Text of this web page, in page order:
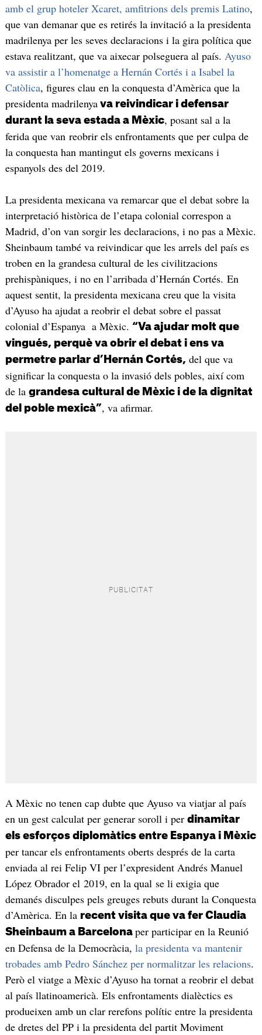
amb el grup hoteler Xcaret, amfitrions dels premis Latino,
que van demanar que es retirés la invitació a la presidenta
madrilenya per les seves declaracions i la gira política que
estava realitzant, que va aixecar polseguera al país. Ayuso
va assistir a l’homenatge a Hernán Cortés i a Isabel la
Catòlica, figures clau en la conquesta d’Amèrica que la
presidenta madrilenyava reivindicar i defensar
durant la seva estada a Mèxic, posant sal a la
ferida que van reobrir els enfrontaments que per culpa de
la conquesta han mantingut els governs mexicans i
espanyols des del 2019.
La presidenta mexicana va remarcar que el debat sobre la
interpretació històrica de l’etapa colonial correspon a
Madrid, d’on van sorgir les declaracions, i no pas a Mèxic.
Sheinbaum també va reivindicar que les arrels del país es
troben en la grandesa cultural de les civilitzacions
prehispàniques, i no en l’arribada d’Hernán Cortés. En
aquest sentit, la presidenta mexicana creu que la visita
d’Ayuso ha ajudat a reobrir el debat sobre el passat
colonial d’Espanya a Mèxic. “Va ajudar molt que
vingués, perquè va obrir el debat i ens va
permetre parlar d’Hernán Cortés, del que va
significar la conquesta o la invasió dels pobles, així com
de la grandesa cultural de Mèxic i de la dignitat
del poble mexicà”, va afirmar.
A Mèxic no tenen cap dubte que Ayuso va viatjar al país
en un gest calculat per generar soroll i per dinamitar
els esforços diplomàtics entre Espanya i Mèxic
per tancar els enfrontaments oberts després de la carta
enviada al rei Felip VI per l’expresident Andrés Manuel
López Obrador el 2019, en la qual se li exigia que
demanés disculpes pels greuges rebuts durant la Conquesta
d’Amèrica. En la recent visita que va fer Claudia
Sheinbaum a Barcelona per participar en la Reunió
en Defensa de la Democràcia, la presidenta va mantenir
trobades amb Pedro Sánchez per normalitzar les relacions.
Però el viatge a Mèxic d’Ayuso ha tornat a reobrir el debat
al país llatinoamericà. Els enfrontaments dialèctics es
produeixen amb un clar rerefons polític entre la presidenta
de dretes del PP i la presidenta del partit Moviment